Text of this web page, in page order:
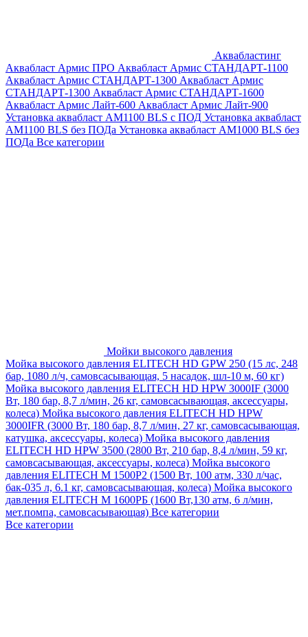
Аквабластинг
Аквабласт Армис ПРО Аквабласт Армис СТАНДАРТ-1100
Аквабласт Армис СТАНДАРТ-1300 Аквабласт Армис
СТАНДАРТ-1300 Аквабласт Армис СТАНДАРТ-1600
Аквабласт Армис Лайт-600 Аквабласт Армис Лайт-900
Установка аквабласт AM1100 BLS с ПОД Установка аквабласт
AM1100 BLS без ПОДа Установка аквабласт AM1000 BLS без
ПОДа Все категории
Мойки высокого давления
Мойка высокого давления ELITECH HD GPW 250 (15 лс, 248
бар, 1080 л/ч, самовсасывающая, 5 насадок, шл-10 м, 60 кг)
Мойка высокого давления ELITECH HD HPW 3000IF (3000
Вт, 180 бар, 8,7 л/мин, 26 кг, самовсасывающая, аксессуары,
колеса) Мойка высокого давления ELITECH HD HPW
3000IFR (3000 Вт, 180 бар, 8,7 л/мин, 27 кг, самовсасывающая,
катушка, аксессуары, колеса) Мойка высокого давления
ELITECH HD HPW 3500 (2800 Вт, 210 бар, 8,4 л/мин, 59 кг,
самовсасывающая, аксессуары, колеса) Мойка высокого
давления ELITECH M 1500P2 (1500 Вт, 100 атм, 330 л/час,
бак-035 л, 6.1 кг, самовсасывающая, колеса) Мойка высокого
давления ELITECH М 1600РБ (1600 Вт,130 атм, 6 л/мин,
мет.помпа, самовсасывающая) Все категории
Все категории